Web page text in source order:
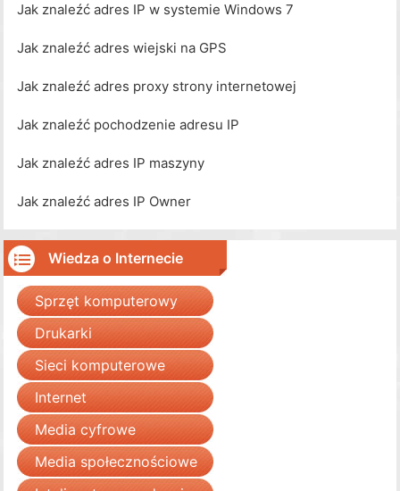
Jak znaleźć adres IP w systemie Windows 7
Jak znaleźć adres wiejski na GPS
Jak znaleźć adres proxy strony internetowej
Jak znaleźć pochodzenie adresu IP
Jak znaleźć adres IP maszyny
Jak znaleźć adres IP Owner
Wiedza o Internecie
Sprzęt komputerowy
Drukarki
Sieci komputerowe
Internet
Media cyfrowe
Media społecznościowe